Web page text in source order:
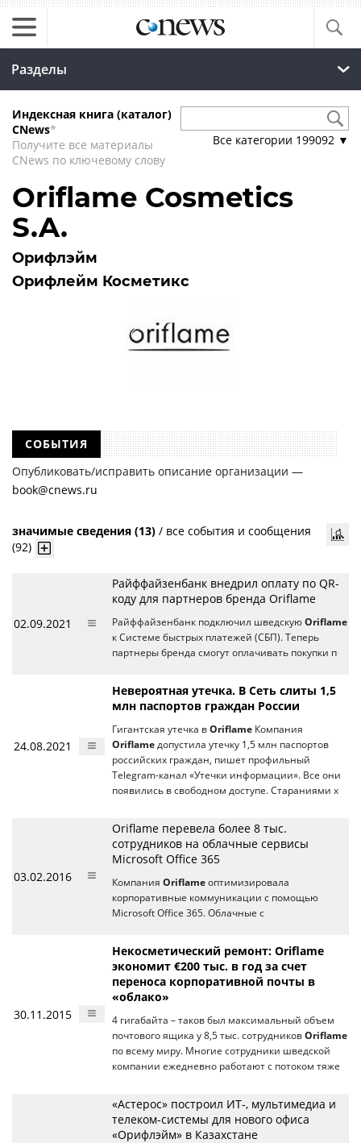
Разделы
Индексная книга (каталог)
CNews*
Получите все материалы
CNews по ключевому слову
Все категории 199092 ▼
Oriflame Cosmetics
S.A.
Орифлэйм
Орифлейм Косметикс
СОБЫТИЯ
Опубликовать/исправить описание организации —
book@cnews.ru
значимые сведения (13) / все события и сообщения
(92)
02.09.2021
Райффайзенбанк внедрил оплату по QR-
коду для партнеров бренда Oriflame
Райффайзенбанк подключил шведскую Oriflame
к Системе быстрых платежей (СБП). Теперь
партнеры бренда смогут оплачивать покупки п
24.08.2021
Невероятная утечка. В Сеть слиты 1,5
млн паспортов граждан России
Гигантская утечка в Oriflame Компания
Oriflame допустила утечку 1,5 млн паспортов
российских граждан, пишет профильный
Telegram-канал «Утечки информации». Все они
появились в свободном доступе. Стараниями х
03.02.2016
Oriflame перевела более 8 тыс.
сотрудников на облачные сервисы
Microsoft Office 365
Компания Oriflame оптимизировала
корпоративные коммуникации с помощью
Microsoft Office 365. Облачные с
30.11.2015
Некосметический ремонт: Oriflame
экономит €200 тыс. в год за счет
переноса корпоративной почты в
«облако»
4 гигабайта – таков был максимальный объем
почтового ящика у 8,5 тыс. сотрудников Oriflame
по всему миру. Многие сотрудники шведской
компании ежедневно работают с потоком тяже
«Астерос» построил ИТ-, мультимедиа и
телеком-системы для нового офиса
«Орифлэйм» в Казахстане